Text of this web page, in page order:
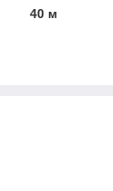
40 м